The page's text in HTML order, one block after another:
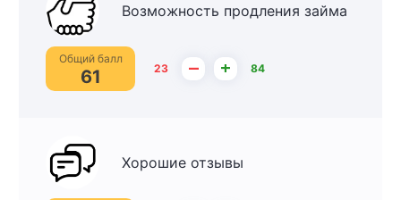
Возможность продления займа
Общий балл
61 23 – + 84
Хорошие отзывы